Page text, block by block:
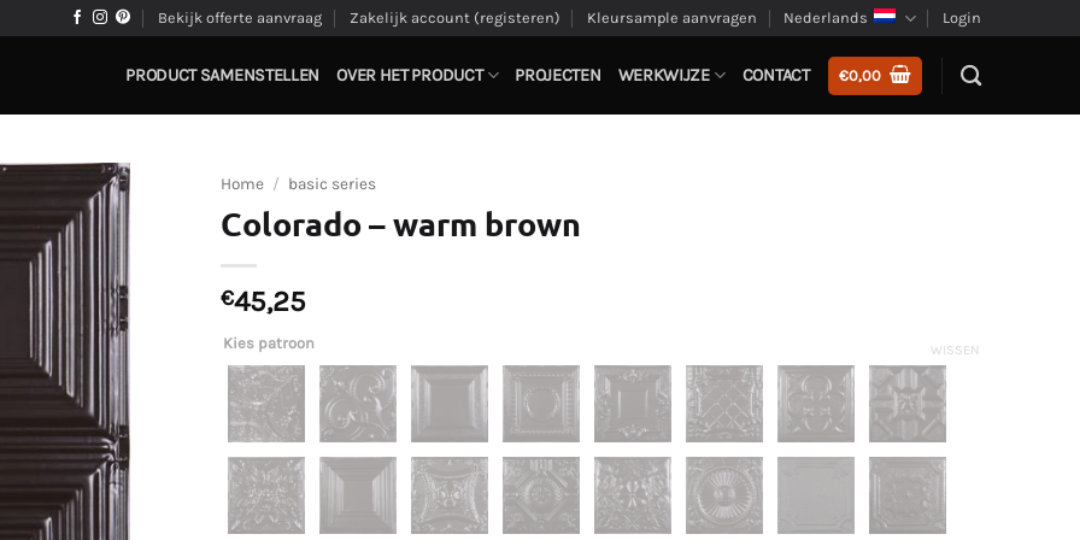
Bekijk offerte aanvraag Zakelijk account (registeren) Kleursample aanvragen Nederlands Login
PRODUCT SAMENSTELLEN OVER HET PRODUCT PROJECTEN WERKWIJZE CONTACT €0,00
Home / basic series
Colorado – warm brown
€45,25
Kies patroon WISSEN